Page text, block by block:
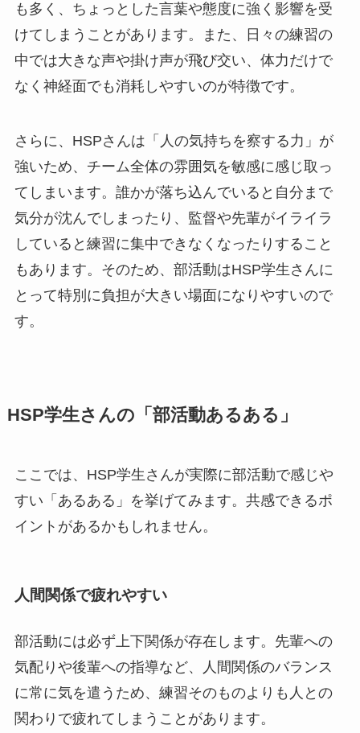
も多く、ちょっとした言葉や態度に強く影響を受
けてしまうことがあります。また、日々の練習の
中では大きな声や掛け声が飛び交い、体力だけで
なく神経面でも消耗しやすいのが特徴です。
さらに、HSPさんは「人の気持ちを察する力」が
強いため、チーム全体の雰囲気を敏感に感じ取っ
てしまいます。誰かが落ち込んでいると自分まで
気分が沈んでしまったり、監督や先輩がイライラ
していると練習に集中できなくなったりすること
もあります。そのため、部活動はHSP学生さんに
とって特別に負担が大きい場面になりやすいので
す。
HSP学生さんの「部活動あるある」
ここでは、HSP学生さんが実際に部活動で感じや
すい「あるある」を挙げてみます。共感できるポ
イントがあるかもしれません。
人間関係で疲れやすい
部活動には必ず上下関係が存在します。先輩への
気配りや後輩への指導など、人間関係のバランス
に常に気を遣うため、練習そのものよりも人との
関わりで疲れてしまうことがあります。